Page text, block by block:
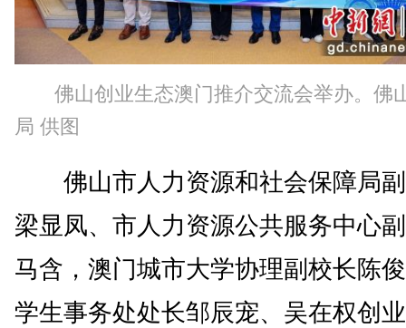
佛山创业生态澳门推介交流会举办。佛
局 供图
佛山市人力资源和社会保障局
梁显凤、市人力资源公共服务中心
马含，澳门城市大学协理副校长陈
学生事务处处长邹辰宠、吴在权创